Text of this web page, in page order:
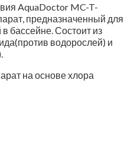
AquaDoctor MC-T-
предназначенный для
бассейне. Состоит из
водорослей) и
на основе хлора